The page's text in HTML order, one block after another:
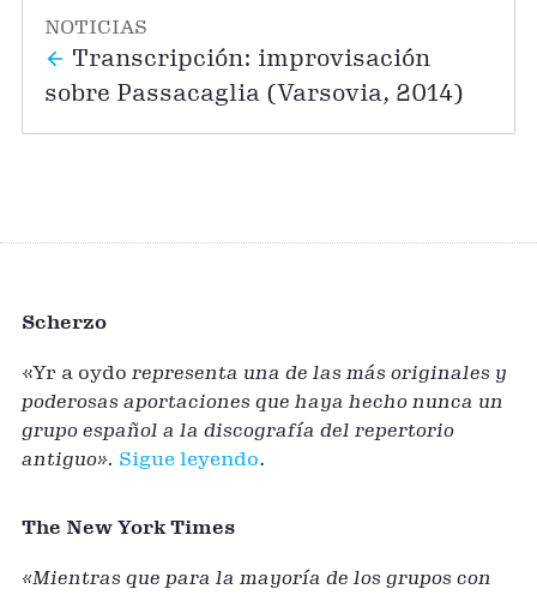
NOTICIAS
Transcripción: improvisación
sobre Passacaglia (Varsovia, 2014)
Scherzo
«Yr a oydo representa una de las más originales y
poderosas aportaciones que haya hecho nunca un
grupo español a la discografía del repertorio
antiguo». Sigue leyendo.
The New York Times
«Mientras que para la mayoría de los grupos con